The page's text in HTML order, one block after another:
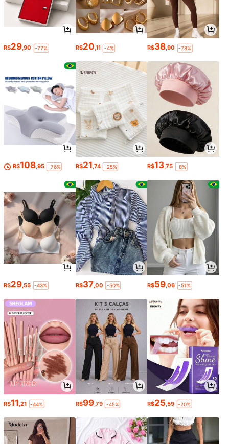
R$29,90 -77% R$20,11 -4% R$38,90 -78%
R$108,95 -76% R$21,74 -25% R$13,75 -8%
R$29 ,55 -43% R$37 ,00 -50% R$59 ,06 -51%
R$11 ,21 -44% R$99,79 -45% R$25 ,59 -20%